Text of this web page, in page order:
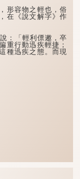
容物之輕也，俗
在《說文解字》作
：「輕利僄遫，卒
重行動迅疾輕捷；
種迅疾之態。而現